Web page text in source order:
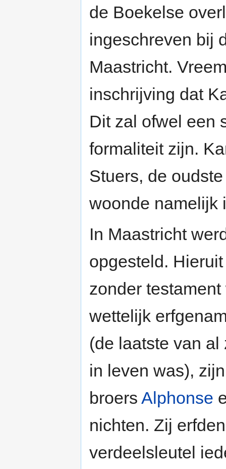
de Boekelse
ingeschreven bij
Maastricht.
inschrijving dat
Dit zal ofwel een
formaliteit zijn.
Stuers, de
woonde namelijk
In Maastricht
opgesteld.
zonder
wettelijk
(de laatste van
in leven was),
broers Alphonse
nichten. Zij
verdeelsleutel